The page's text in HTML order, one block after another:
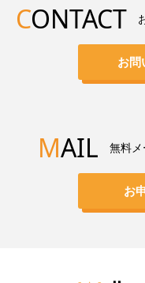
CONTACT
お問
MAIL 無料
お